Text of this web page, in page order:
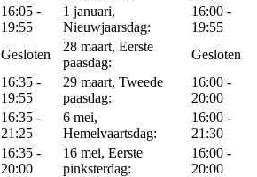
16:05 -
19:55
Gesloten
16:35 -
19:55
16:35 -
21:25
16:35 -
20:00
1 januari,
Nieuwjaarsdag:
16:00 -
19:55
28 maart, Eerste
paasdag:
Gesloten
29 maart, Tweede
paasdag:
16:00 -
20:00
6 mei,
Hemelvaartsdag:
16:00 -
21:30
16 mei, Eerste
pinksterdag:
16:00 -
20:00